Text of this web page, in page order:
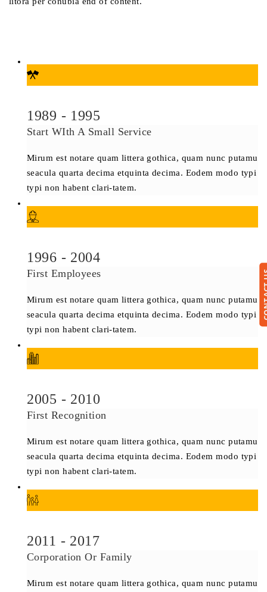
1989 - 1995
Start WIth A Small Service
Mirum est notare quam littera gothica, quam nunc putamu
seacula quarta decima etquinta decima. Eodem modo typi
typi non habent clari-tatem.
1996 - 2004
First Employees
Mirum est notare quam littera gothica, quam nunc putamu
seacula quarta decima etquinta decima. Eodem modo typi
typi non habent clari-tatem.
2005 - 2010
First Recognition
Mirum est notare quam littera gothica, quam nunc putamu
seacula quarta decima etquinta decima. Eodem modo typi
typi non habent clari-tatem.
2011 - 2017
Corporation Or Family
Mirum est notare quam littera gothica, quam nunc putamu